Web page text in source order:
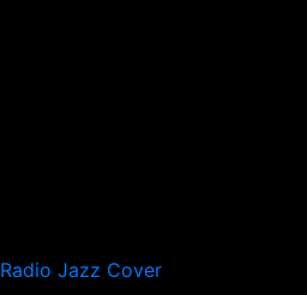
Radio Jazz Cover